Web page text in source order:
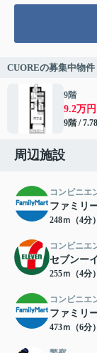
CUOREの募集中物件
9階
9.2万円
9階 /
周辺施設
コンビニエ
ファミリ
248ｍ（4分）
コンビニエ
セブンー
255ｍ（4分）
コンビニエ
ファミリ
473ｍ（6分）